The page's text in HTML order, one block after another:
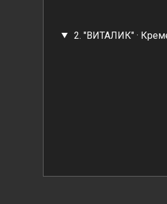
2. "ВИТАЛИК" ·